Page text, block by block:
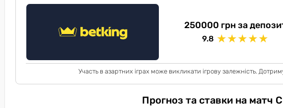
250000 грн за
9.8 ★★★★★
Участь в азартних іграх може викликати ігрову залежність.
Прогноз та ставки на матч